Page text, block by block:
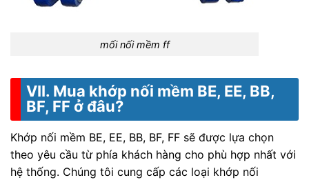
mối nối mềm ff
VII. Mua khớp nối mềm BE, EE, BB,
BF, FF ở đâu?
Khớp nối mềm BE, EE, BB, BF, FF sẽ được lựa chọn
theo yêu cầu từ phía khách hàng cho phù hợp nhất với
hệ thống. Chúng tôi cung cấp các loại khớp nối